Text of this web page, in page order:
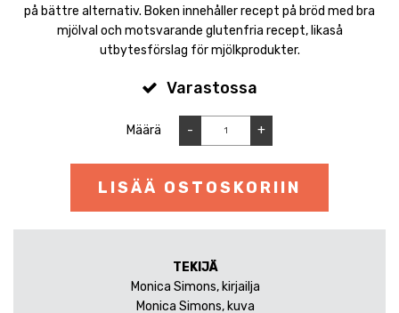
på bättre alternativ. Boken innehåller recept på bröd med bra
mjölval och motsvarande glutenfria recept, likaså
utbytesförslag för mjölkprodukter.
Varastossa
Määrä - +
LISÄÄ OSTOSKORIIN
TEKIJÄ
Monica Simons, kirjailja
Monica Simons, kuva